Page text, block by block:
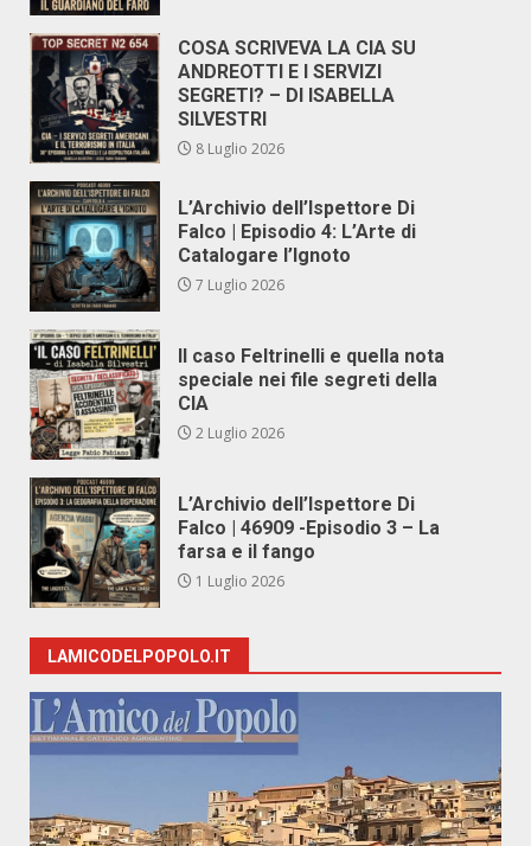
COSA SCRIVEVA LA CIA SU
ANDREOTTI E I SERVIZI
SEGRETI? – DI ISABELLA
SILVESTRI
8 Luglio 2026
L’Archivio dell’Ispettore Di
Falco | Episodio 4: L’Arte di
Catalogare l’Ignoto
7 Luglio 2026
Il caso Feltrinelli e quella nota
speciale nei file segreti della
CIA
2 Luglio 2026
L’Archivio dell’Ispettore Di
Falco | 46909 -Episodio 3 – La
farsa e il fango
1 Luglio 2026
LAMICODELPOPOLO.IT